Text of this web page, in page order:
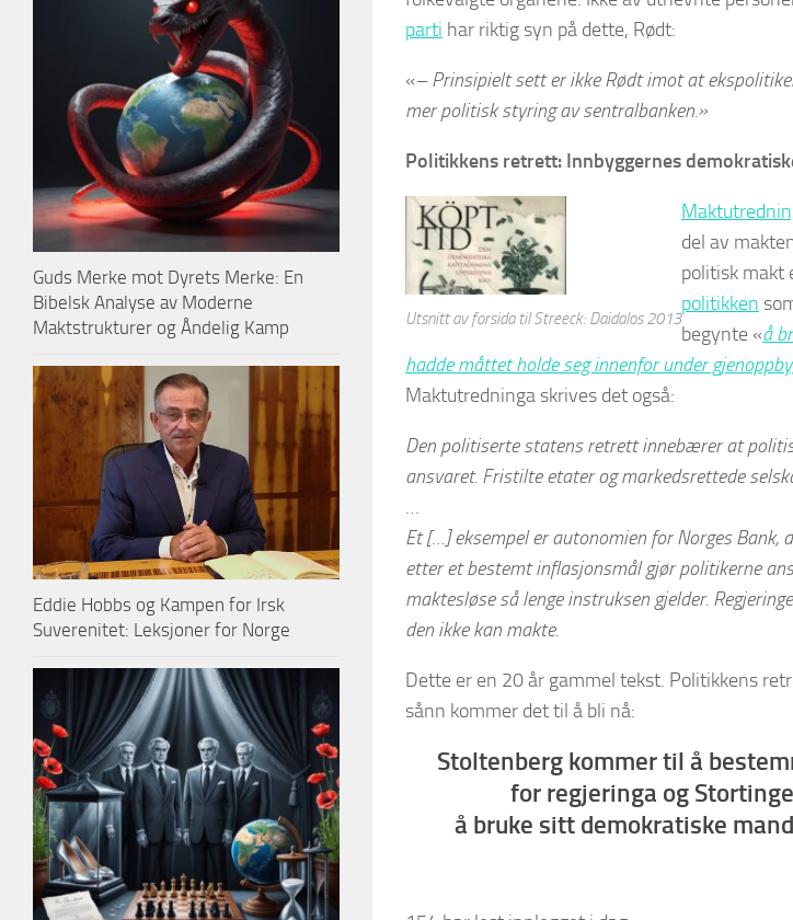
parti har riktig syn på dette, Rødt:
«– Prinsipielt sett er ikke Rødt imot at
mer politisk styring av sentralbanken.»
Politikkens retrett: Innbyggernes
Utsnitt av forsida til Streeck: Daidalos 2013
del av
politisk makt
politikken
begynte «å
hadde måttet holde seg innenfor under
Maktutredninga skrives det også:
Den politiserte statens retrett innebærer at
ansvaret. Fristilte etater og markedsrettede
…
Et […] eksempel er autonomien for Norges
etter et bestemt inflasjonsmål gjør politikerne
maktesløse så lenge instruksen gjelder.
den ikke kan makte.
Dette er en 20 år gammel tekst. Politikkens
sånn kommer det til å bli nå:
Stoltenberg kommer til å
for regjeringa og
å bruke sitt demokratiske
Guds Merke mot Dyrets Merke: En
Bibelsk Analyse av Moderne
Maktstrukturer og Åndelig Kamp
Eddie Hobbs og Kampen for Irsk
Suverenitet: Leksjoner for Norge